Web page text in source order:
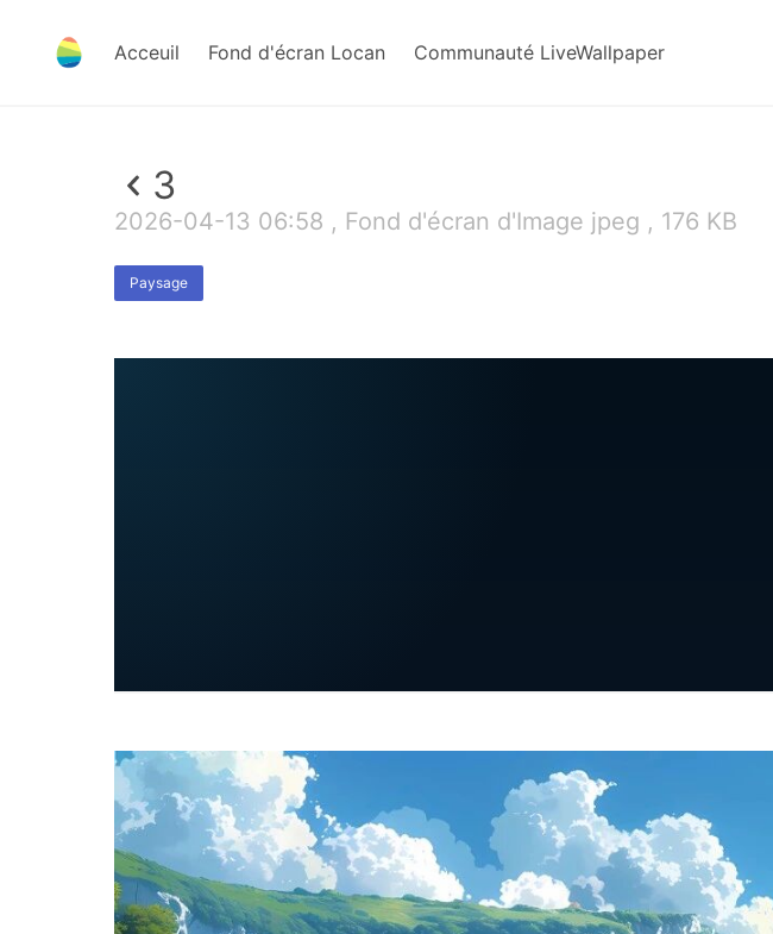
Acceuil Fond d'écran Locan Communauté LiveWallpaper
3
2026-04-13 06:58 , Fond d'écran d'Image jpeg , 176 KB
Paysage